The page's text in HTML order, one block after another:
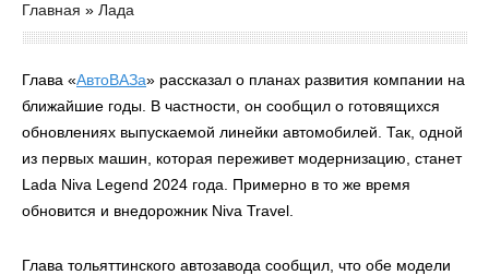
Главная » Лада
Глава «АвтоВАЗа» рассказал о планах развития компании на
ближайшие годы. В частности, он сообщил о готовящихся
обновлениях выпускаемой линейки автомобилей. Так, одной
из первых машин, которая переживет модернизацию, станет
Lada Niva Legend 2024 года. Примерно в то же время
обновится и внедорожник Niva Travel.
Глава тольяттинского автозавода сообщил, что обе модели